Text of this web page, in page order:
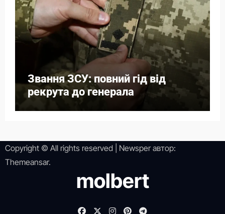
Звання ЗСУ: повний гід від
рекрута до генерала
Copyright © All rights reserved Newsperавтор:
Themeansar.
molbert